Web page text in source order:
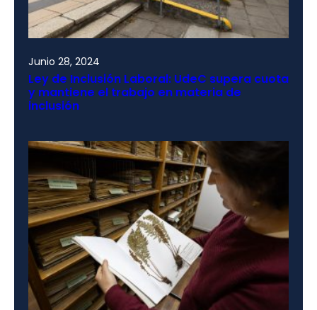
Junio 28, 2024
Ley de Inclusión Laboral: UdeC supera cuota
y mantiene el trabajo en materia de
inclusión